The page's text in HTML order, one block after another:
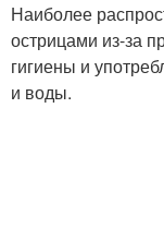
Наиболее
острицами из-за
гигиены и
и воды.